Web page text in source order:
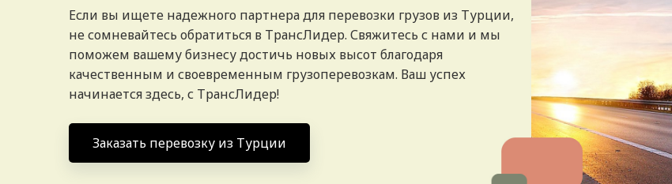
Если вы ищете надежного партнера для перевозки грузов из Турции,
не сомневайтесь обратиться в ТрансЛидер. Свяжитесь с нами и мы
поможем вашему бизнесу достичь новых высот благодаря
качественным и своевременным грузоперевозкам. Ваш успех
начинается здесь, с ТрансЛидер!
Заказать перевозку из Турции